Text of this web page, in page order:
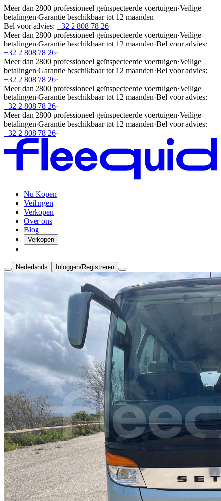
Meer dan 2800 professioneel geïnspecteerde voertuigen·Veilige
betalingen·Garantie beschikbaar tot 12 maanden
Bel voor advies: +32 2 808 78 26
Meer dan 2800 professioneel geïnspecteerde voertuigen·Veilige
betalingen·Garantie beschikbaar tot 12 maanden·Bel voor advies:
+32 2 808 78 26·
Meer dan 2800 professioneel geïnspecteerde voertuigen·Veilige
betalingen·Garantie beschikbaar tot 12 maanden·Bel voor advies:
+32 2 808 78 26·
Meer dan 2800 professioneel geïnspecteerde voertuigen·Veilige
betalingen·Garantie beschikbaar tot 12 maanden·Bel voor advies:
+32 2 808 78 26·
Meer dan 2800 professioneel geïnspecteerde voertuigen·Veilige
betalingen·Garantie beschikbaar tot 12 maanden·Bel voor advies:
+32 2 808 78 26·
Nu Kopen
Veilingen
Verkopen
Over ons
Blog
Verkopen
Nederlands Inloggen/Registreren